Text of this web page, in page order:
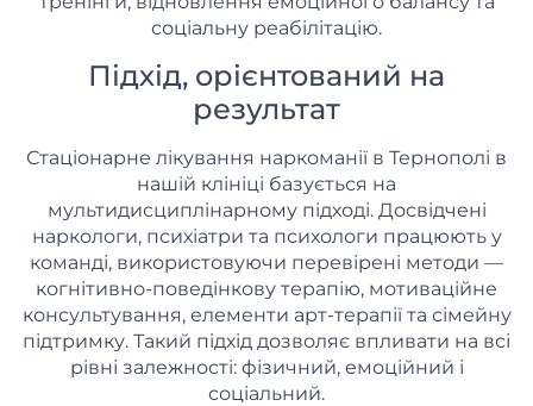
соціальну реабілітацію.
Підхід, орієнтований на
результат
Стаціонарне лікування наркоманії в Тернополі в
нашій клініці базується на
мультидисциплінарному підході. Досвідчені
наркологи, психіатри та психологи працюють у
команді, використовуючи перевірені методи —
когнітивно-поведінкову терапію, мотиваційне
консультування, елементи арт-терапії та сімейну
підтримку. Такий підхід дозволяє впливати на всі
рівні залежності: фізичний, емоційний і
соціальний.